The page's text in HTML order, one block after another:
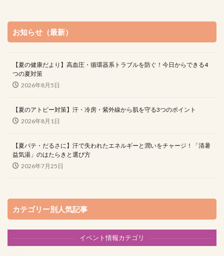
お知らせ（最新）
【夏の健康だより】高血圧・循環器系トラブルを防ぐ！今日からできる4
つの夏対策
2026年8月5日
【夏のアトピー対策】汗・冷房・紫外線から肌を守る3つのポイント
2026年8月1日
【夏バテ・だるさに】汗で失われたエネルギーと潤いをチャージ！「清暑
益気湯」のはたらきと選び方
2026年7月25日
カテゴリー別人気記事
イベント情報カテゴリ